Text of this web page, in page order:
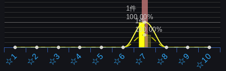
☆1 ☆2 ☆3 ☆4 ☆5 ☆6 ☆7 ☆8 ☆9 ☆10
1件
100.00%
1件
100.00%